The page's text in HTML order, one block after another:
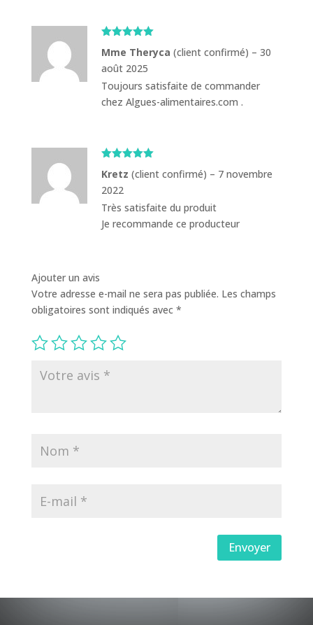
5
Mme Theryca (client confirmé) – 30
août 2025
Toujours satisfaite de commander
chez Algues-alimentaires.com .
5
Kretz (client confirmé) – 7 novembre
2022
Très satisfaite du produit
Je recommande ce producteur
Ajouter un avis
Votre adresse e-mail ne sera pas publiée. Les champs
obligatoires sont indiqués avec *
Envoyer